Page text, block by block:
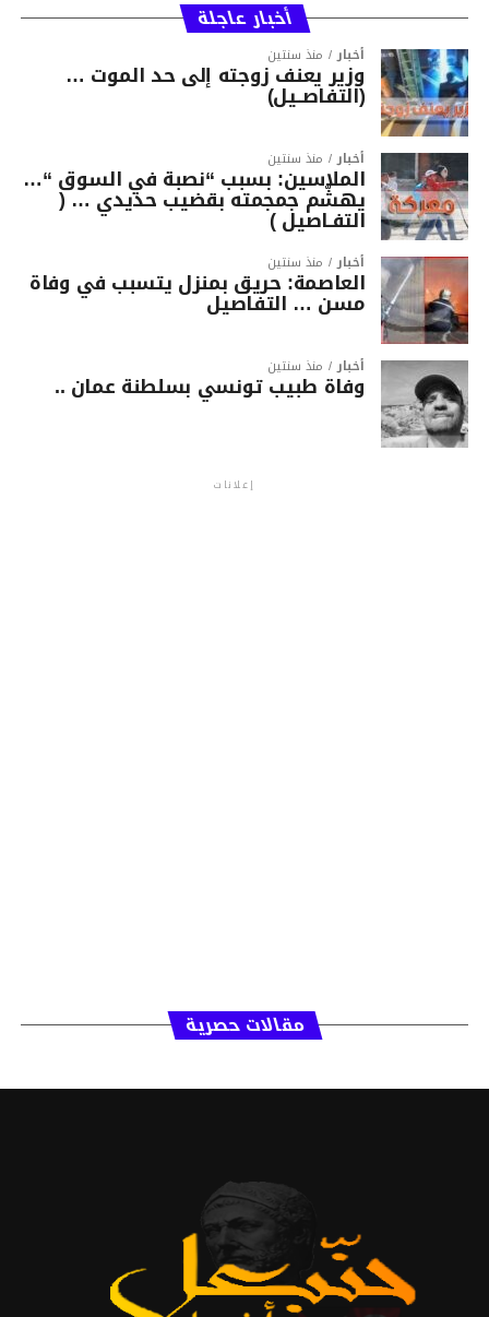
أخبار عاجلة
أخبار منذ سنتين
وزير يعنف زوجته إلى حد الموت …
(التفاصــيل)
أخبار منذ سنتين
الملاسين: بسبب “نصبة في السوق “…
يهشّم جمجمته بقضيب حديدي … (
التفـاصيل )
أخبار منذ سنتين
العاصمة: حريق بمنزل يتسبب في وفاة
مسن … التفاصيل
أخبار منذ سنتين
وفاة طبيب تونسي بسلطنة عمان ..
إعلانات
مقالات حصرية